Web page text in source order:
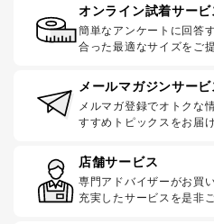
オンライン試着サー
簡単なアンケートに回答
合った最適なサイズをご
メールマガジンサービ
メルマガ登録でオトクな
すすめトピックスをお届
店舗サービス
専門アドバイザーがお買
充実したサービスを是非